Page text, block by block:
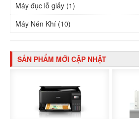
Máy đục lỗ giấy (1)
Máy Nén Khí (10)
SẢN PHẨM MỚI CẬP NHẬT